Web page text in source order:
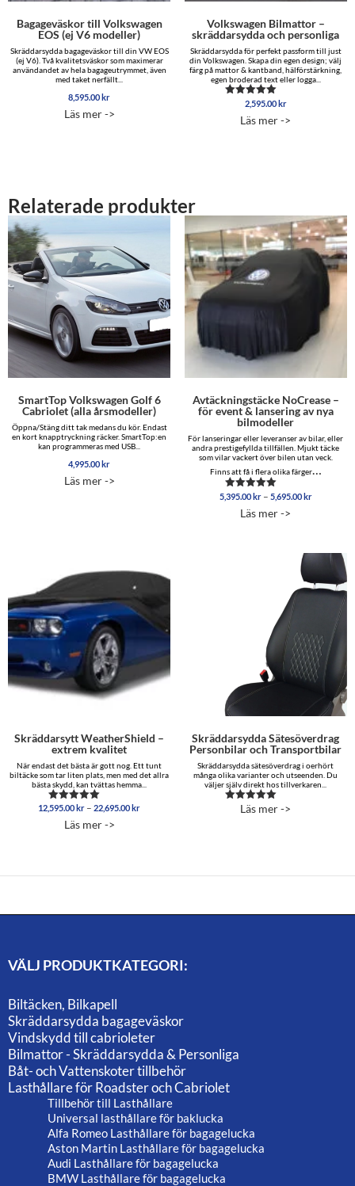
Bagageväskor till Volkswagen
EOS (ej V6 modeller)
Skräddarsydda bagageväskor till din VW EOS
(ej V6). Två kvalitetsväskor som maximerar
användandet av hela bagageutrymmet, även
med taket nerfällt...
8,595.00kr
Läs mer ->
Volkswagen Bilmattor –
skräddarsydda och personliga
Skräddarsydda för perfekt passform till just
din Volkswagen. Skapa din egen design; välj
färg på mattor & kantband, hälförstärkning,
egen broderad text eller logga...
Betygsatt
av 5
2,595.00kr
Läs mer ->
Relaterade produkter
SmartTop Volkswagen Golf 6
Cabriolet (alla årsmodeller)
Öppna/Stäng ditt tak medans du kör. Endast
en kort knapptryckning räcker. SmartTop:en
kan programmeras med USB...
4,995.00 kr
Läs mer ->
Avtäckningstäcke NoCrease –
för event & lansering av nya
bilmodeller
För lanseringar eller leveranser av bilar, eller
andra prestigefyllda tillfällen. Mjukt täcke
som vilar vackert över bilen utan veck.
Finns att få i flera olika färger…
Betygsatt
av 5
5,395.00 kr – 5,695.00 kr
Läs mer ->
Skräddarsytt WeatherShield –
extrem kvalitet
När endast det bästa är gott nog. Ett tunt
biltäcke som tar liten plats, men med det allra
bästa skydd, kan tvättas hemma...
Betygsatt
av 5
12,595.00 kr – 22,695.00 krPrisintervall:
Läs mer ->
Skräddarsydda Sätesöverdrag
Personbilar och Transportbilar
Skräddarsydda sätesöverdrag i oerhört
många olika varianter och utseenden. Du
väljer själv direkt hos tillverkaren...
Betygsatt
Läs mer ->
VÄLJ PRODUKTKATEGORI:
Biltäcken, Bilkapell
Skräddarsydda bagageväskor
Vindskydd till cabrioleter
Bilmattor - Skräddarsydda & Personliga
Båt- och Vattenskoter tillbehör
Lasthållare för Roadster och Cabriolet
Tillbehör till Lasthållare
Universal lasthållare för baklucka
Alfa Romeo Lasthållare för bagagelucka
Aston Martin Lasthållare för bagagelucka
Audi Lasthållare för bagagelucka
BMW Lasthållare för bagagelucka